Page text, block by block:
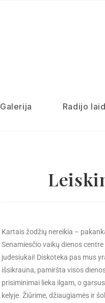
Galerija Radijo
Kartais žodžių nereikia –
Senamiesčio vaikų dienos
judesiukai! Diskoteka pas mus
išsikrauna, pamiršta visos
prisiminimai lieka ilgam, o
kelyje. Žiūrime, džiaugiamės ir